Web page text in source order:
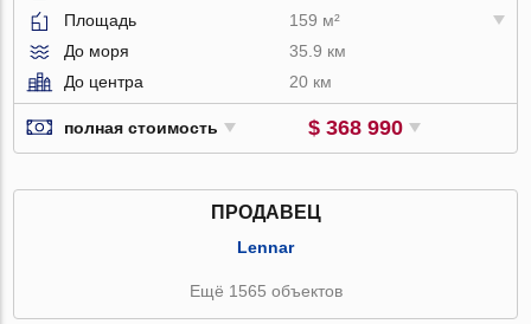
Площадь
159 м²
До моря
35.9 км
До центра
20 км
полная стоимость $ 368 990
ПРОДАВЕЦ
Lennar
Ещё 1565 объектов